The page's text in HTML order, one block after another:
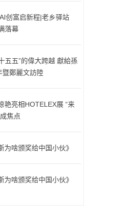
创富启新程|老乡驿站
落幕
五五”的偉大跨越 獻給孫
暨鄭麗文訪陸
艳亮相HOTELEX展 “来
焦点
为啥颁奖给中国小伙》
为啥颁奖给中国小伙》